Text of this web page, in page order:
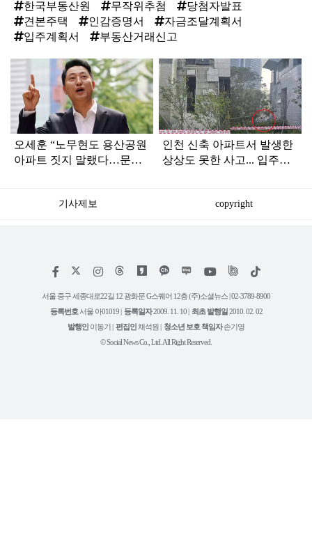
한국부동산원
무작위추첨
당첨자발표
견본주택
인감증명서
자금조달계획서
입주계획서
부동산거래신고
탑
라
인
오세훈 “노무현도 용산공원
아파트 짓지 말랬다…문재
인천 신축 아파트서 발생한
상상도 못한 사고... 입주민
기사제보 copyright
페
스
인
타
램
위
트
유
튜
틱
서울 중구 세종대로22길 12 광화문 G스퀘어 12층 (주)소셜뉴스 | 02-3789-8900
등록번호서울 아01019 | 등록일자2009. 11. 10 | 최초 발행일 2010. 02. 02
발행인 이동기 | 편집인채석원 | 청소년 보호 책임자손기영
© Social News Co., Ltd. All Right Reserved.